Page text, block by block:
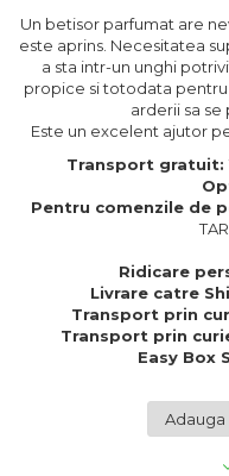
Aromaterapie
Papioane din lemn
Decoratiuni pentru casa
Genti si portofele
piele naturala
Cadouri de Paste
Produse personalizate
nunti si botezuri
Martisoare
Cadouri personalizate
Cadouri pentru profesori
Cadouri pentru parinti
Un betisor parfumat are
este aprins. Necesitatea
a sta intr-un unghi
propice si totodata pentru
arderii sa se
Este un excelent ajutor
Transport gratuit:
Pentru comenzile de
Ridicare
Livrare catre
Transport prin
Transport prin
Easy Box